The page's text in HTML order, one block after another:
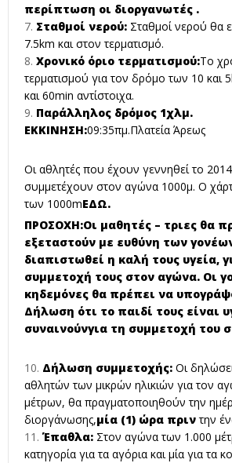
περίπτωση οι διοργανωτές .
Σταθμοί νερού: Σταθμοί νερού θα
7.5km και στον τερματισμό.
Χρονικό όριο τερματισμού:Το
τερματισμού για τον δρόμο των 10 και
και 60min αντίστοιχα.
Παράλληλος δρόμος 1χλμ.
ΕΚΚΙΝΗΣΗ:09:35πμ.Πλατεία Άρεως
Οι αθλητές που έχουν γεννηθεί το
συμμετέχουν στον αγώνα 1000μ. Ο
των 1000mΕΔΩ.
ΠΡΟΣΟΧΗ:Οι μαθητές – τριες θα
εξεταστούν με ευθύνη των
διαπιστωθεί η καλή τους υγεία,
συμμετοχή τους στον αγώνα. Οι
κηδεμόνες θα πρέπει να
Δήλωση ότι το παιδί τους είναι
συναινούνγια τη συμμετοχή του
Δήλωση συμμετοχής: Οι
αθλητών των μικρών ηλικιών για τον
μέτρων, θα πραγματοποιηθούν την
διοργάνωσης,μία (1) ώρα πριντην
Έπαθλα: Στον αγώνα των 1.000
κατηγορία για τα αγόρια και μία για τα